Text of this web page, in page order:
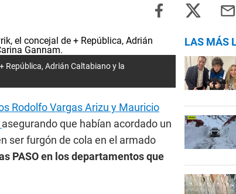
República, Adrián Caltabiano y la
Rodolfo Vargas Arizu y Mauricio
asegurando que habían acordado un
ser furgón de cola en el armado
PASO en los departamentos que
LAS MÁS